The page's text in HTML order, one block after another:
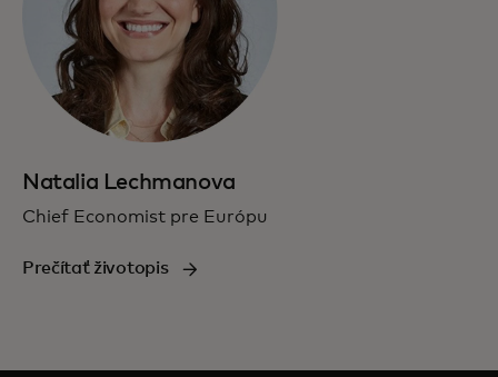
Natalia Lechmanova
Chief Economist pre Európu
Prečítať životopis